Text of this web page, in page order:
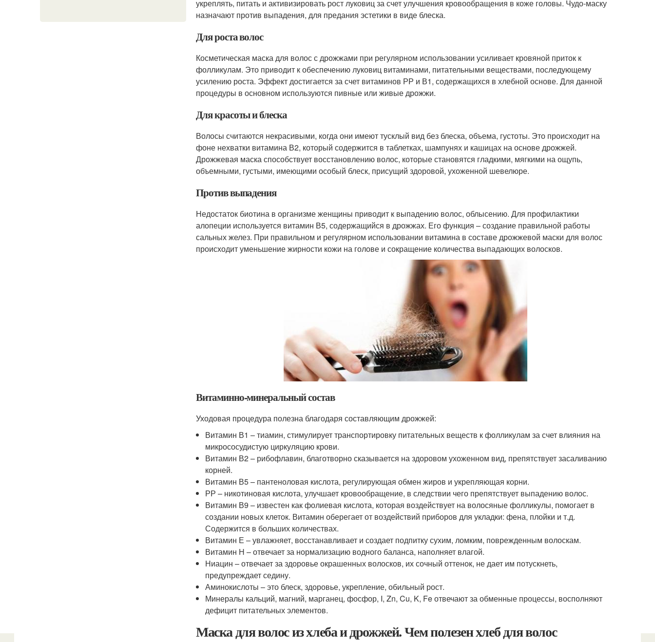
укреплять, питать и активизировать рост луковиц за счет улучшения кровообращения в коже головы. Чудо-маску
назначают против выпадения, для предания эстетики в виде блеска.
Для роста волос
Косметическая маска для волос с дрожжами при регулярном использовании усиливает кровяной приток к
фолликулам. Это приводит к обеспечению луковиц витаминами, питательными веществами, последующему
усилению роста. Эффект достигается за счет витаминов РР и В1, содержащихся в хлебной основе. Для данной
процедуры в основном используются пивные или живые дрожжи.
Для красоты и блеска
Волосы считаются некрасивыми, когда они имеют тусклый вид без блеска, объема, густоты. Это происходит на
фоне нехватки витамина В2, который содержится в таблетках, шампунях и кашицах на основе дрожжей.
Дрожжевая маска способствует восстановлению волос, которые становятся гладкими, мягкими на ощупь,
объемными, густыми, имеющими особый блеск, присущий здоровой, ухоженной шевелюре.
Против выпадения
Недостаток биотина в организме женщины приводит к выпадению волос, облысению. Для профилактики
алопеции используется витамин В5, содержащийся в дрожжах. Его функция – создание правильной работы
сальных желез. При правильном и регулярном использовании витамина в составе дрожжевой маски для волос
происходит уменьшение жирности кожи на голове и сокращение количества выпадающих волосков.
Витаминно-минеральный состав
Уходовая процедура полезна благодаря составляющим дрожжей:
Витамин В1 – тиамин, стимулирует транспортировку питательных веществ к фолликулам за счет влияния на
микрососудистую циркуляцию крови.
Витамин В2 – рибофлавин, благотворно сказывается на здоровом ухоженном вид, препятствует засаливанию
корней.
Витамин В5 – пантеноловая кислота, регулирующая обмен жиров и укрепляющая корни.
РР – никотиновая кислота, улучшает кровообращение, в следствии чего препятствует выпадению волос.
Витамин В9 – известен как фолиевая кислота, которая воздействует на волосяные фолликулы, помогает в
создании новых клеток. Витамин оберегает от воздействий приборов для укладки: фена, плойки и т.д.
Содержится в больших количествах.
Витамин Е – увлажняет, восстанавливает и создает подпитку сухим, ломким, поврежденным волоскам.
Витамин Н – отвечает за нормализацию водного баланса, наполняет влагой.
Ниацин – отвечает за здоровье окрашенных волосков, их сочный оттенок, не дает им потускнеть,
предупреждает седину.
Аминокислоты – это блеск, здоровье, укрепление, обильный рост.
Минералы кальций, магний, марганец, фосфор, I, Zn, Cu, K, Fe отвечают за обменные процессы, восполняют
дефицит питательных элементов.
Маска для волос из хлеба и дрожжей. Чем полезен хлеб для волос